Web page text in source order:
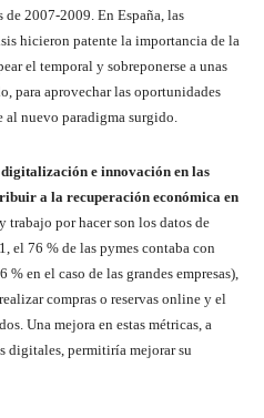
2007-2009. En España, las
hicieron patente la importancia de la
el temporal y sobreponerse a unas
para aprovechar las oportunidades
al nuevo paradigma surgido.
e innovación en las
a la recuperación económica en
trabajo por hacer son los datos de
el 76 % de las pymes contaba con
en el caso de las grandes empresas),
compras o reservas online y el
Una mejora en estas métricas, a
digitales, permitiría mejorar su